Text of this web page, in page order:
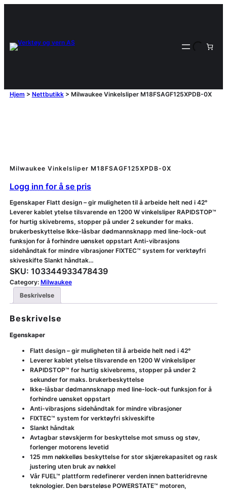
Hjem > Nettbutikk> Milwaukee Vinkelsliper M18FSAGF125XPDB-0X
Milwaukee Vinkelsliper M18FSAGF125XPDB-0X
Logg inn for å se pris
Egenskaper Flatt design – gir muligheten til å arbeide helt ned i 42°
Leverer kablet ytelse tilsvarende en 1200 W vinkelsliper RAPIDSTOP™
for hurtig skivebrems, stopper på under 2 sekunder for maks.
brukerbeskyttelse Ikke-låsbar dødmannsknapp med line-lock-out
funksjon for å forhindre uønsket oppstart Anti-vibrasjons
sidehåndtak for mindre vibrasjoner FIXTEC™ system for verktøyfri
skiveskifte Slankt håndtak…
SKU: 103344933478439
Category: Milwaukee
Beskrivelse
Beskrivelse
Egenskaper
Flatt design – gir muligheten til å arbeide helt ned i 42°
Leverer kablet ytelse tilsvarende en 1200 W vinkelsliper
RAPIDSTOP™ for hurtig skivebrems, stopper på under 2
sekunder for maks. brukerbeskyttelse
Ikke-låsbar dødmannsknapp med line-lock-out funksjon for å
forhindre uønsket oppstart
Anti-vibrasjons sidehåndtak for mindre vibrasjoner
FIXTEC™ system for verktøyfri skiveskifte
Slankt håndtak
Avtagbar støvskjerm for beskyttelse mot smuss og støv,
forlenger motorens levetid
125 mm nøkkelløs beskyttelse for stor skjærekapasitet og rask
justering uten bruk av nøkkel
Vår FUEL™ plattform redefinerer verden innen batteridrevne
teknologier. Den børsteløse POWERSTATE™ motoren,